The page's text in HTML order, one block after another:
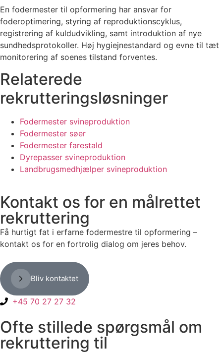
En fodermester til opformering har ansvar for
foderoptimering, styring af reproduktionscyklus,
registrering af kuldudvikling, samt introduktion af nye
sundhedsprotokoller. Høj hygiejnestandard og evne til tæt
monitorering af soenes tilstand forventes.
Relaterede
rekrutteringsløsninger
Fodermester svineproduktion
Fodermester søer
Fodermester farestald
Dyrepasser svineproduktion
Landbrugsmedhjælper svineproduktion
Kontakt os for en målrettet
rekruttering
Få hurtigt fat i erfarne fodermestre til opformering –
kontakt os for en fortrolig dialog om jeres behov.
Bliv kontaktet
+45 70 27 27 32
Ofte stillede spørgsmål om
rekruttering til